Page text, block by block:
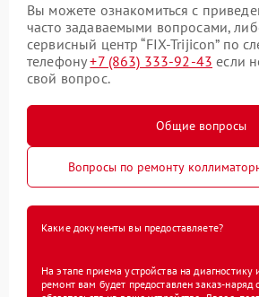
Вы можете ознакомиться с
часто задаваемыми вопросами,
сервисный центр “FIX-Trijicon” по
телефону+7 (863) 333-92-43 если
свой вопрос.
Общие вопросы
Вопросы по ремонту
Какие документы вы предоставляете?
На этапе приема устройства на
ремонт вам будет предоставлен заказ-наряд